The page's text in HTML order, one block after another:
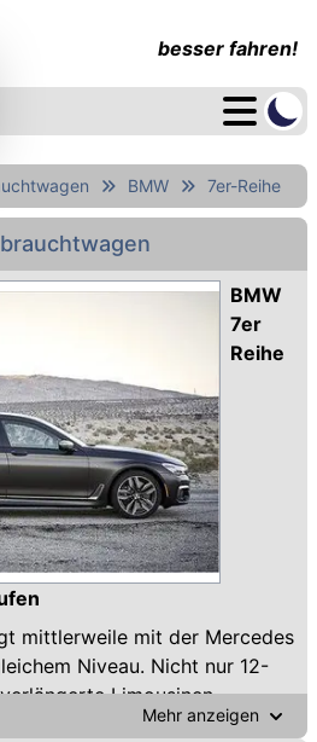
besser fahren!
BMW 7er-Reihe
BMW
7er
Reihe
mittlerweile mit der Mercedes
Niveau. Nicht nur 12-
Limousinen-
sondern Jahrzehnte der
Mehr anzeigen